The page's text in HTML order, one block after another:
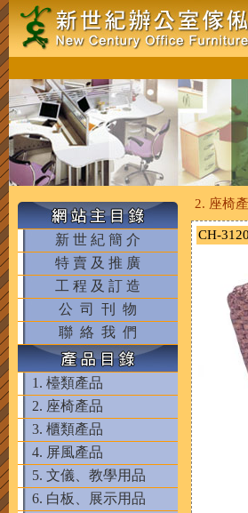
新 世 紀 簡 介
特 賣 及 推 廣
工 程 及 訂 造
公 司 刊 物
聯 絡 我 們
1. 檯類產品
2. 座椅產品
3. 櫃類產品
4. 屏風產品
5. 文儀、教學用品
6. 白板、展示用品
2. 座椅
CH-3120